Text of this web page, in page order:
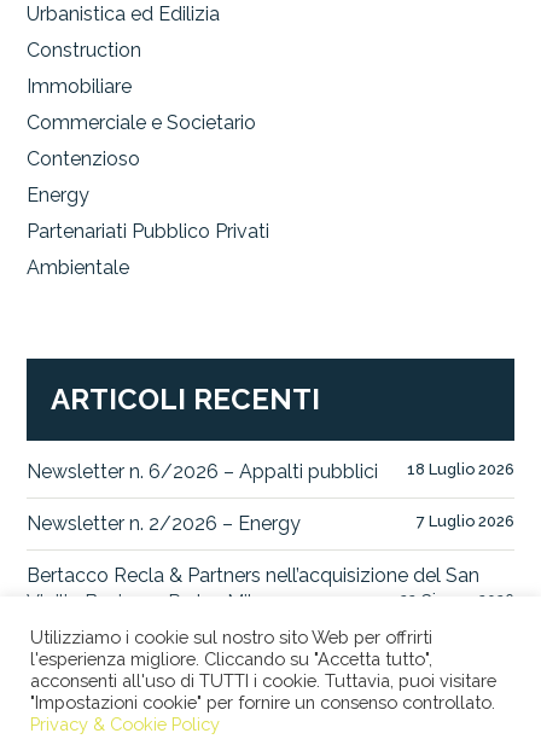
Urbanistica ed Edilizia
Construction
Immobiliare
Commerciale e Societario
Contenzioso
Energy
Partenariati Pubblico Privati
Ambientale
ARTICOLI RECENTI
Newsletter n. 6/2026 – Appalti pubblici 18 Luglio 2026
Newsletter n. 2/2026 – Energy 7 Luglio 2026
Bertacco Recla & Partners nell’acquisizione del San
Vigilio Business Park a Milano
22 Giugno 2026
© 2026 STUDIO LEGALE BERTACCO RECLA & PARTNERS •
VIA SAN CLEMENTE, 1 • 20122 MILANO • TEL +39 02
Utilizziamo i cookie sul nostro sito Web per offrirti
l'esperienza migliore. Cliccando su "Accetta tutto",
acconsenti all'uso di TUTTI i cookie. Tuttavia, puoi visitare
"Impostazioni cookie" per fornire un consenso controllato.
Privacy & Cookie Policy